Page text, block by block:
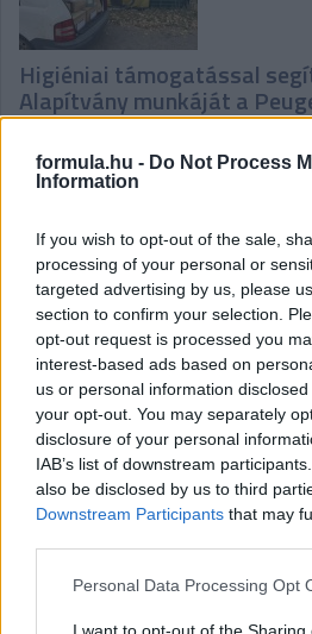
formula.hu - Do Not Process
Information
If you wish to opt-out of the sale,
processing of your personal or
targeted advertising by us, please
section to confirm your selection.
opt-out request is processed you
interest-based ads based on
us or personal information
your opt-out. You may separately
disclosure of your personal
IAB’s list of downstream
also be disclosed by us to third
Downstream Participants that may
Please note that this website/app
not limited to your visit or usage
Personal Data Processing Opt
I want to opt-out of the Sharing
Higiéniai támogatással
Alapítvány munkáját a
importőre
Hallgasd meg a Formula
legfrissebb adását!